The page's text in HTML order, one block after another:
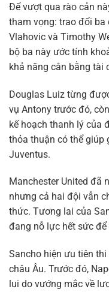
Để vượt qua rào cản
tham vọng: trao đổi ba
Vlahovic và Timothy
bộ ba này ước tính
khả năng cân bằng tài
Douglas Luiz từng
vụ Antony trước đó,
kế hoạch thanh lý của
thỏa thuận có thể giúp
Juventus.
Manchester United đã
nhưng cả hai đội vẫn
thức. Tương lai của
đang nỗ lực hết sức
Sancho hiện ưu tiên
châu Âu. Trước đó,
lui do vướng mắc về